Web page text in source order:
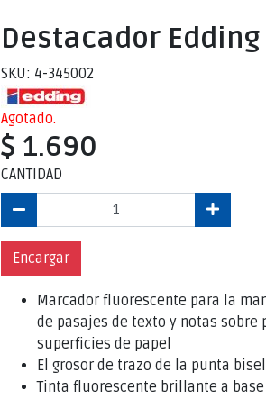
Destacador Edding
SKU: 4-345002
Agotado.
$ 1.690
CANTIDAD
Encargar
Marcador fluorescente para la
de pasajes de texto y notas
superficies de papel
El grosor de trazo de la punta
Tinta fluorescente brillante a